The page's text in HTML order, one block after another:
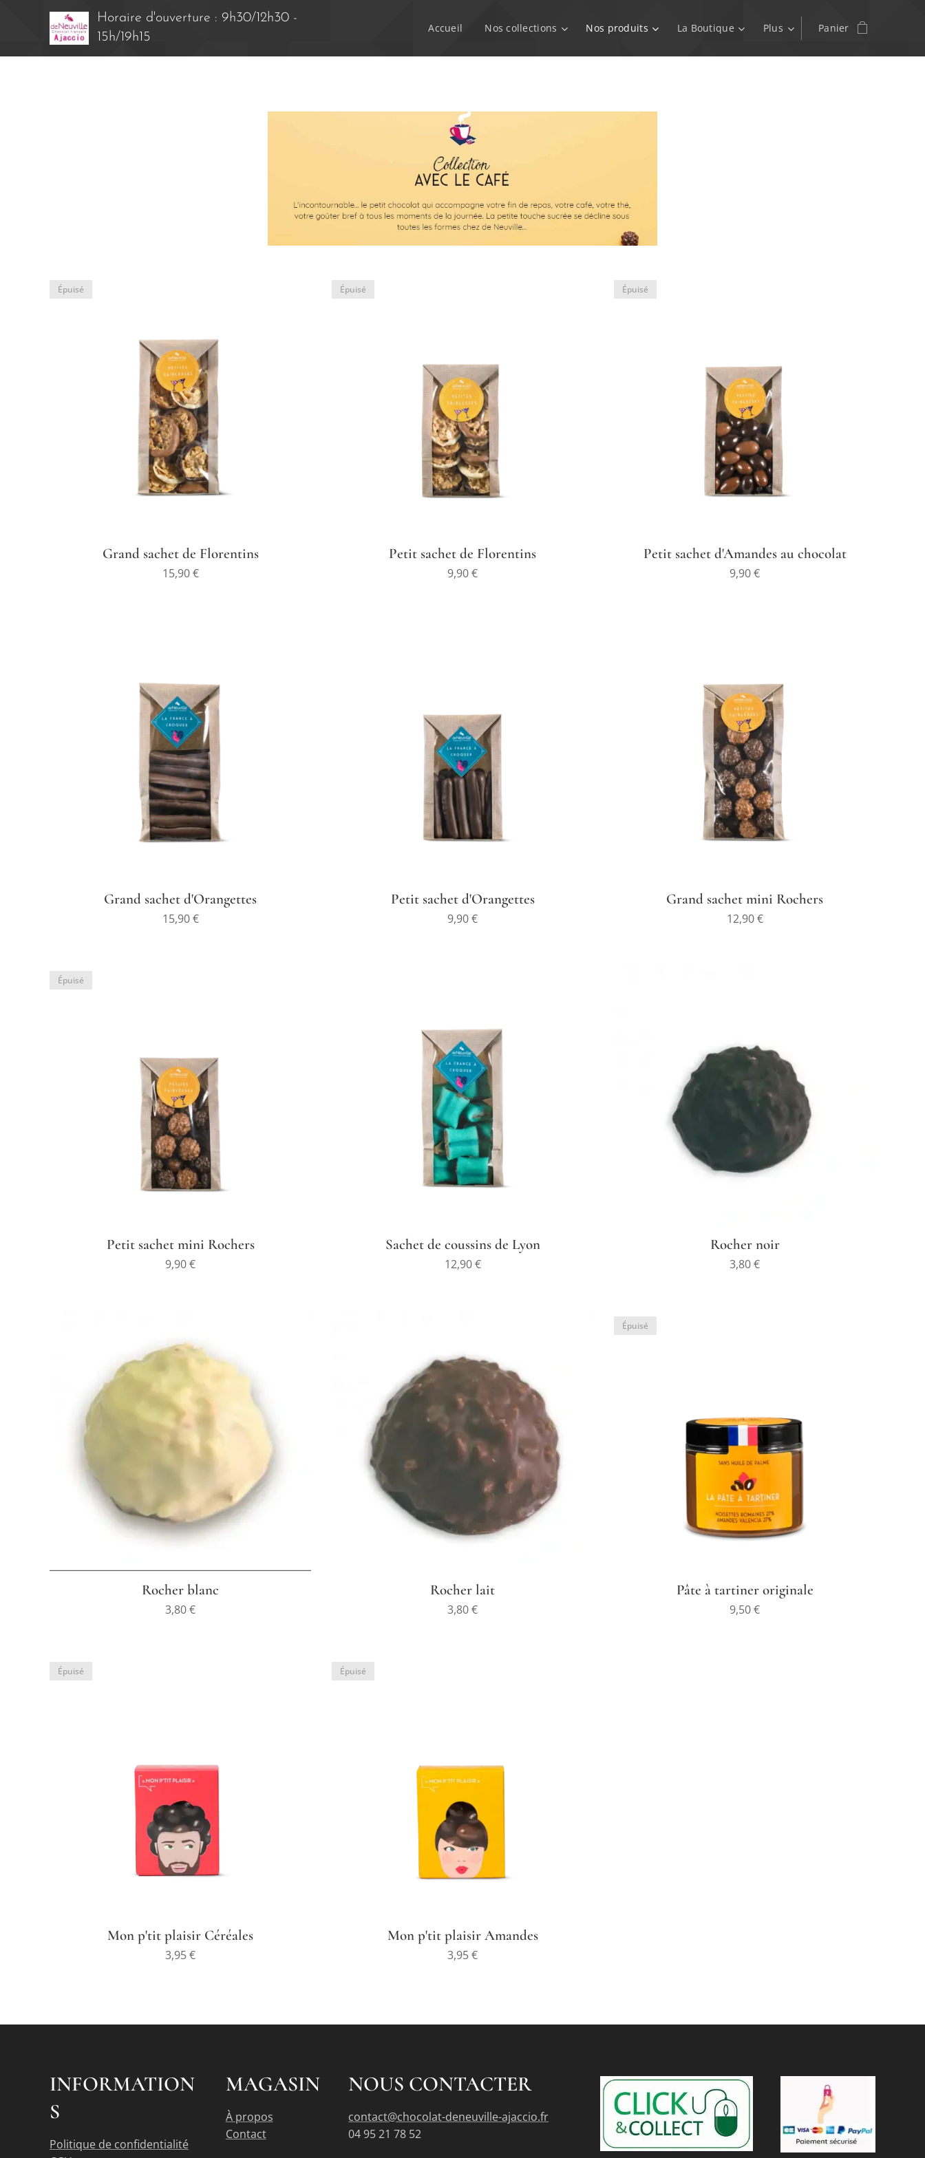
Horaire d'ouverture : 9h30/12h30 -
15h/19h15
Accueil Nos collections Nos produits La Boutique Plus Panier
Grand sachet de Florentins
Épuisé
15,90€
Petit sachet de Florentins
Épuisé
9,90€
Petit sachet d'Amandes au chocolat
Épuisé
9,90€
Grand sachet d'Orangettes
15,90€
Petit sachet d'Orangettes
9,90€
Grand sachet mini Rochers
12,90€
Petit sachet mini Rochers
Épuisé
9,90€
Sachet de coussins de Lyon
12,90€
Rocher noir
3,80€
Rocher blanc
3,80€
Rocher lait
3,80€
Pâte à tartiner originale
Épuisé
9,50€
Mon p'tit plaisir Céréales
Épuisé
3,95€
Mon p'tit plaisir Amandes
Épuisé
3,95€
INFORMATION
S
Politique de confidentialité
MAGASIN
À propos
Contact
NOUS CONTACTER
contact@chocolat-deneuville-ajaccio.fr
04 95 21 78 52